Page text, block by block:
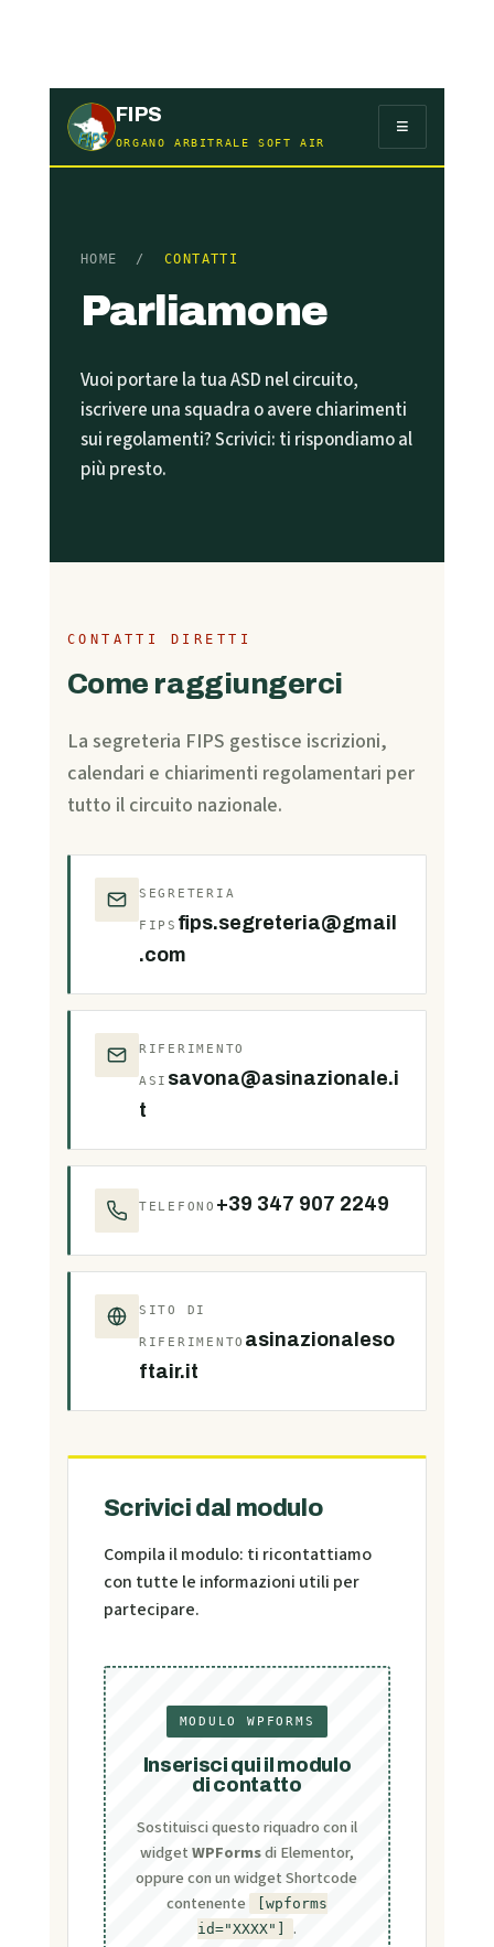
FIPS
ORGANO ARBITRALE SOFT AIR
≡
HOME / CONTATTI
Parliamone
Vuoi portare la tua ASD nel circuito,
iscrivere una squadra o avere chiarimenti
sui regolamenti? Scrivici: ti rispondiamo al
più presto.
CONTATTI DIRETTI
Come raggiungerci
La segreteria FIPS gestisce iscrizioni,
calendari e chiarimenti regolamentari per
tutto il circuito nazionale.
SEGRETERIA
FIPS fips.segreteria@gmail
.com
RIFERIMENTO
ASI savona@asinazionale.i
t
TELEFONO +39 347 907 2249
SITO DI
RIFERIMENTO asinazionaleso
ftair.it
Scrivici dal modulo
Compila il modulo: ti ricontattiamo
con tutte le informazioni utili per
partecipare.
MODULO WPFORMS
Inserisci qui il modulo
di contatto
Sostituisci questo riquadro con il
widgetWPFormsdi Elementor,
oppure con un widget Shortcode
contenente
[wpforms
id="XXXX"]
.